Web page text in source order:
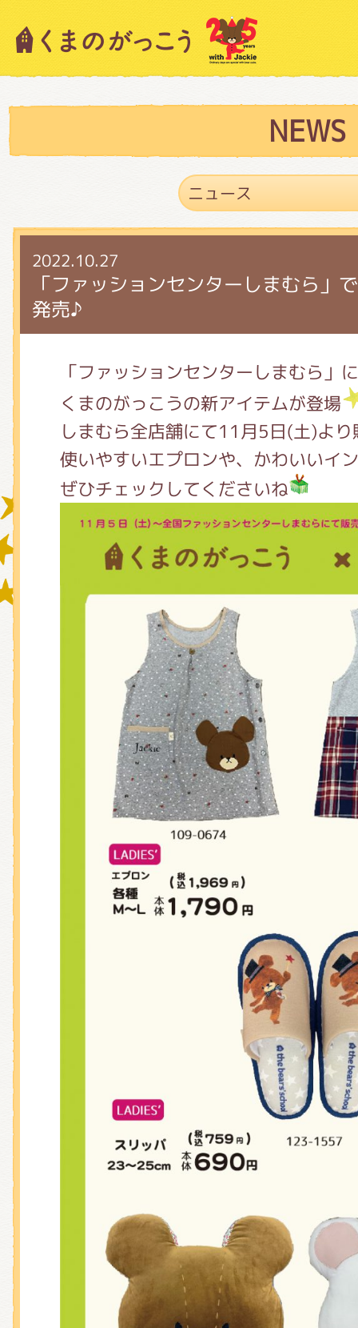
NEWS
2022.10.27
「ファッションセンターしまむら」
発売♪
「ファッションセンターしまむら」
くまのがっこうの新アイテムが登場
しまむら全店舗にて11月5日(土)よ
使いやすいエプロンや、かわいいイ
ぜひチェックしてくださいね
キャラクター紹介
スタッフブログ
絵本・作家紹介
グッズインフォメーション
ミュージカル・コンサート
おたのしみコンテンツ(クイズ・
チア ジャッキーズ！
くまのがっこう しょくいんしつ
くまのがっこう 家庭科部